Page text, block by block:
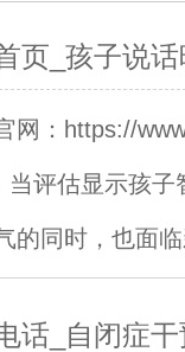
页_孩子说
网：https://
评估显示孩
的同时，也面
话_自闭症